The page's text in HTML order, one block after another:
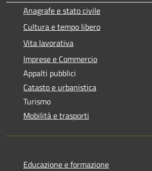
Anagrafe e stato civile
Cultura e tempo libero
Vita lavorativa
Imprese e Commercio
Appalti pubblici
Catasto e urbanistica
Turismo
Mobilità e trasporti
Educazione e formazione